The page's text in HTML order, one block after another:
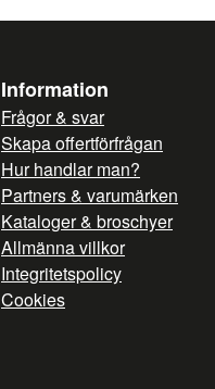
Information
Frågor & svar
Skapa offertförfrågan
Hur handlar man?
Partners & varumärken
Kataloger & broschyer
Allmänna villkor
Integritetspolicy
Cookies